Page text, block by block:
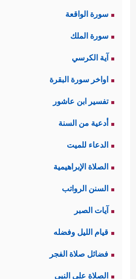
سورة الواقعة
سورة الملك
آية الكرسي
اواخر سورة البقرة
تفسير ابن عاشور
أدعية من السنة
الدعاء للميت
الصلاة الإبراهيمية
السنن الرواتب
آيات الصبر
قيام الليل وفضله
فضائل صلاة الفجر
الصلاة على النبي